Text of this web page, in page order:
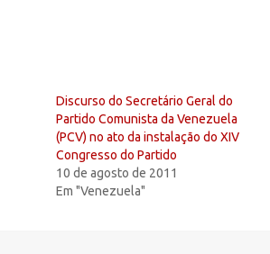
Discurso do Secretário Geral do
Partido Comunista da Venezuela
(PCV) no ato da instalação do XIV
Congresso do Partido
10 de agosto de 2011
Em "Venezuela"